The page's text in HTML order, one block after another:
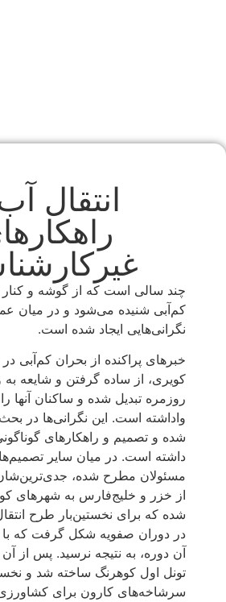
انتقال
چند سالی است که از گوشه و کنار
کم‌آبی شنیده می‌شود و در میان
نگرانی‌هایی ایجاد شده است.
خبرهای پراکنده از بحران کم‌آبی
کویری، از ساده گرفتن و شایعه به
روزمره تبدیل شده و ساکنان آنها
واداشته است. این نگرانی‌ها در بحث
شده و تصمیم و راهکارهای
داشته است. در میان سایر
مسئولان مطرح شده، جدی‌ترین‌شان
از خزر و خلیج‌فارس به شهرهای
شده که برای نخستین‌بار طرح
در دوران صفویه شکل گرفت که با
تونل اول کوهرنگ ساخته شد و
سرشاخه‌های کارون برای